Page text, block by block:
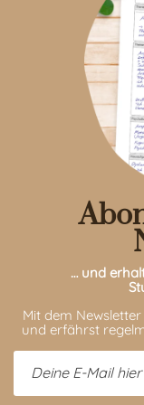
… und
Mit dem
und erfährst